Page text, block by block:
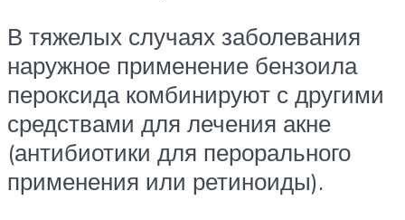
В тяжелых случаях заболевания
наружное применение бензоила
пероксида комбинируют с другими
средствами для лечения акне
(антибиотики для перорального
применения или ретиноиды).